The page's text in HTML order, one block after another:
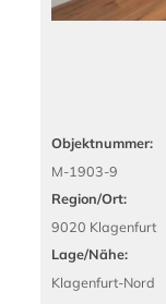
Objektnummer:
M-1903-9
Region/Ort:
9020 Klagenfurt
Lage/Nähe:
Klagenfurt-Nord